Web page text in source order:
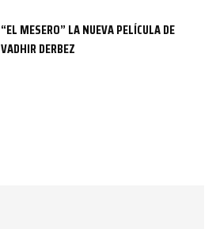
“EL MESERO” LA NUEVA PELÍCULA DE
VADHIR DERBEZ